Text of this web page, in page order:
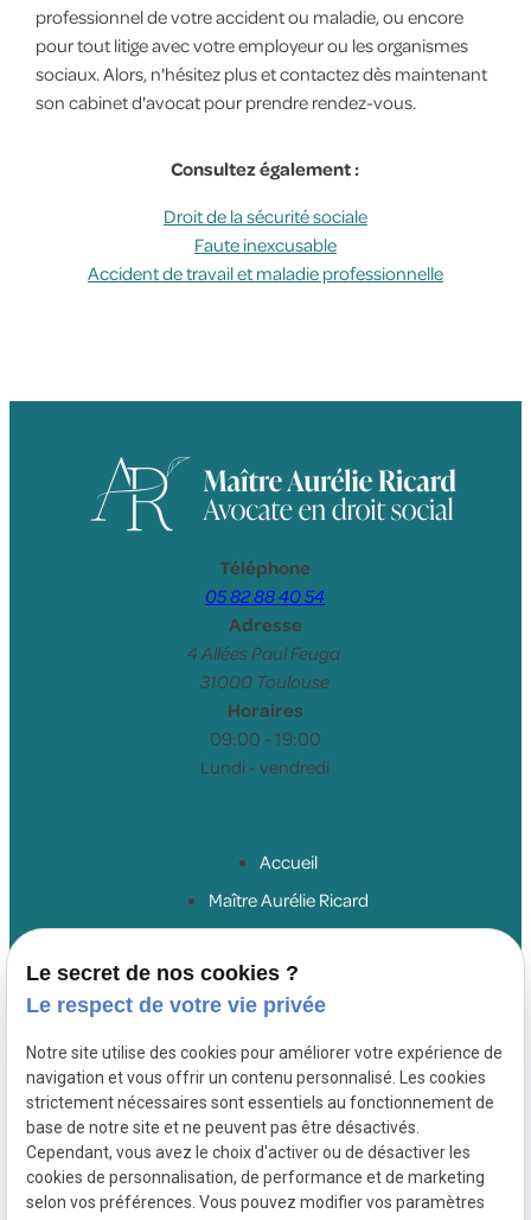
professionnel de votre accident ou maladie, ou encore
pour tout litige avec votre employeur ou les organismes
sociaux. Alors, n'hésitez plus et contactez dès maintenant
son cabinet d'avocat pour prendre rendez-vous.
Consultez également :
Droit de la sécurité sociale
Faute inexcusable
Accident de travail et maladie professionnelle
Téléphone
05 82 88 40 54
Adresse
4 Allées Paul Feuga
31000 Toulouse
Horaires
09:00 - 19:00
Lundi - vendredi
Accueil
Maître Aurélie Ricard
Droit du travail salariés
Droit du travail employeurs
Droit de la sécurité sociale
Honoraires
Actualités
Contact
SIRET :
Mentions
Politique de
Le secret de nos cookies ?
Le respect de votre vie privée
Notre site utilise des cookies pour améliorer votre expérience de
navigation et vous offrir un contenu personnalisé. Les cookies
strictement nécessaires sont essentiels au fonctionnement de
base de notre site et ne peuvent pas être désactivés.
Cependant, vous avez le choix d'activer ou de désactiver les
cookies de personnalisation, de performance et de marketing
selon vos préférences. Vous pouvez modifier vos paramètres